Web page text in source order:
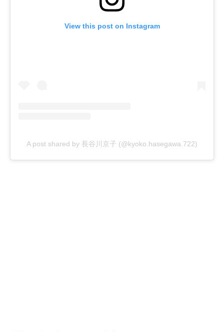
View this post on Instagram
A post shared by 長谷川京子 (@kyoko.hasegawa.722)